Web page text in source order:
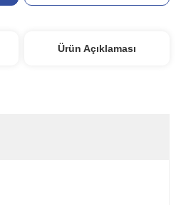
Ürün Açıklaması